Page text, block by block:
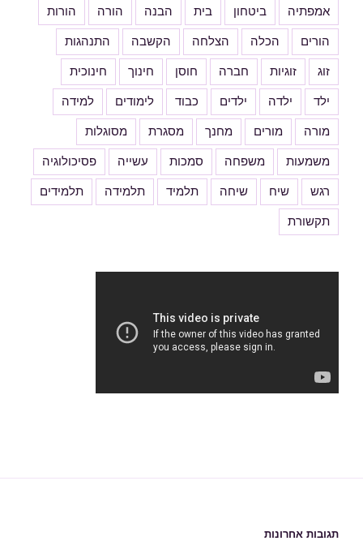
אמפתיה ביטחון בית הבנה הורה הורות
הורים הכלה הצלחה הקשבה התנהגות
זוג זוגיות חברה חוסן חינוך חינוכית
ילד ילדה ילדים כבוד לימודים למידה
מורה מורים מחנך מסגרת מסוגלות
משמעות משפחה סמכות עשייה פסיכולוגיה
רגש שיח שיחה תלמיד תלמידה תלמידים
תקשורת
תגובות אחרונות